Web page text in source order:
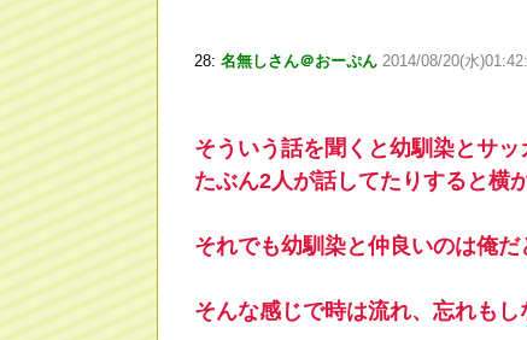
28: 名無しさん＠おーぷん 2014/08/20(水
そういう話を聞くと幼馴染とサ
たぶん2人が話してたりすると横
それでも幼馴染と仲良いのは俺だ
そんな感じで時は流れ、忘れも